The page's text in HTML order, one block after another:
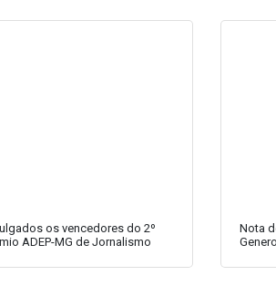
os vencedores do 2º
ADEP-MG de Jornalismo
Nota